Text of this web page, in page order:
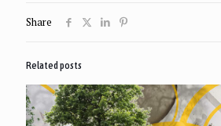
Share
Related posts